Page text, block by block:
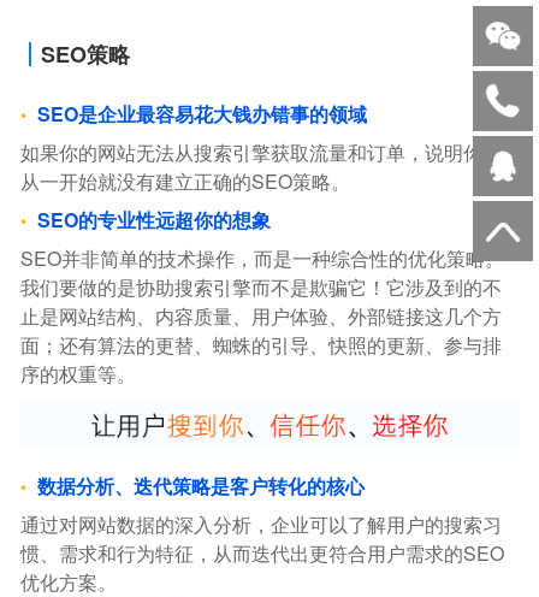
SEO策略
SEO是企业最容易花大钱办错事的领域
如果你的网站无法从搜索引擎获取流量和订单，说明你，
从一开始就没有建立正确的SEO策略。
SEO的专业性远超你的想象
SEO并非简单的技术操作，而是一种综合性的优化策略。
我们要做的是协助搜索引擎而不是欺骗它！它涉及到的不
止是网站结构、内容质量、用户体验、外部链接这几个方
面；还有算法的更替、蜘蛛的引导、快照的更新、参与排
序的权重等。
数据分析、迭代策略是客户转化的核心
通过对网站数据的深入分析，企业可以了解用户的搜索习
惯、需求和行为特征，从而迭代出更符合用户需求的SEO
优化方案。